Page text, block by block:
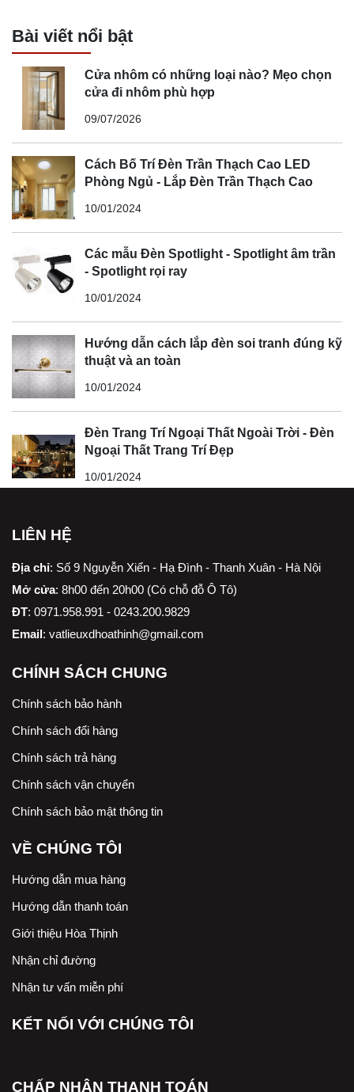
Bài viết nổi bật
Cửa nhôm có những loại nào? Mẹo chọn
cửa đi nhôm phù hợp
09/07/2026
Cách Bố Trí Đèn Trần Thạch Cao LED
Phòng Ngủ - Lắp Đèn Trần Thạch Cao
10/01/2024
Các mẫu Đèn Spotlight - Spotlight âm trần
- Spotlight rọi ray
10/01/2024
Hướng dẫn cách lắp đèn soi tranh đúng kỹ
thuật và an toàn
10/01/2024
Đèn Trang Trí Ngoại Thất Ngoài Trời - Đèn
Ngoại Thất Trang Trí Đẹp
10/01/2024
LIÊN HỆ
Địa chỉ: Số 9 Nguyễn Xiển - Hạ Đình - Thanh Xuân - Hà Nội
Mở cửa: 8h00 đến 20h00 (Có chỗ đỗ Ô Tô)
ĐT: 0971.958.991 - 0243.200.9829
Email: vatlieuxdhoathinh@gmail.com
CHÍNH SÁCH CHUNG
Chính sách bảo hành
Chính sách đổi hàng
Chính sách trả hàng
Chính sách vận chuyển
Chính sách bảo mật thông tin
VỀ CHÚNG TÔI
Hướng dẫn mua hàng
Hướng dẫn thanh toán
Giới thiệu Hòa Thịnh
Nhận chỉ đường
Nhận tư vấn miễn phí
KẾT NỐI VỚI CHÚNG TÔI
CHẤP NHẬN THANH TOÁN